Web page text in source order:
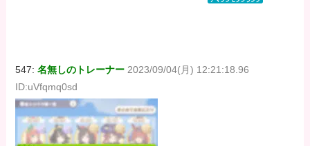
547:名無しのトレーナー 2023/09/04(月) 12:21:18.96
ID:uVfqmq0sd